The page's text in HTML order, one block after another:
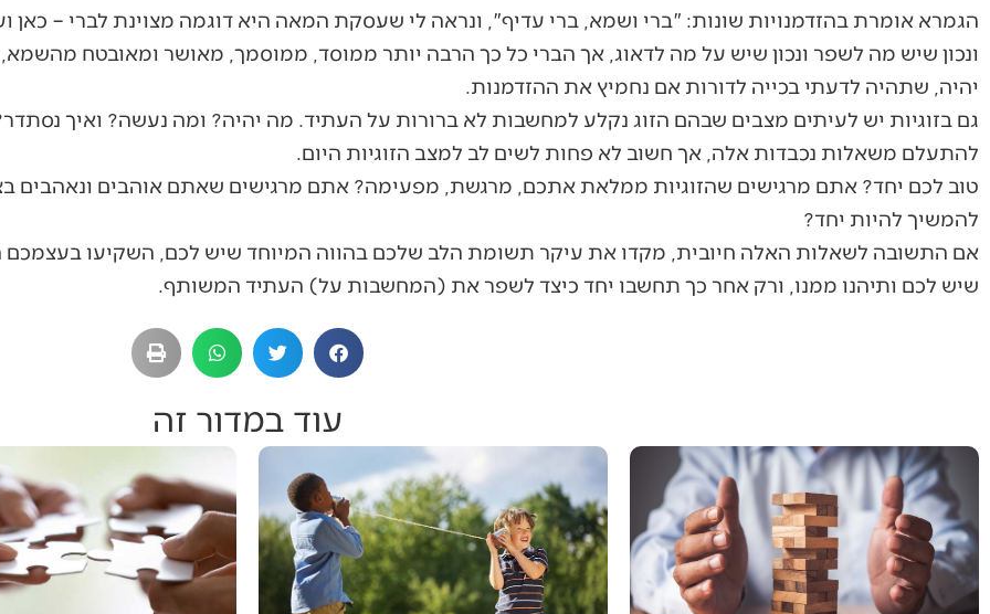
הגמרא אומרת בהזדמנויות שונות: "ברי ושמא, ברי עדיף", ונראה לי שעסקת המאה היא דוגמה מצוינת לברי – כאן
ונכון שיש מה לשפר ונכון שיש על מה לדאוג, אך הברי כל כך הרבה יותר ממוסד, ממוסמך, מאושר ומאובטח
יהיה, שתהיה לדעתי בכייה לדורות אם נחמיץ את ההזדמנות.
גם בזוגיות יש לעיתים מצבים שבהם הזוג נקלע למחשבות לא ברורות על העתיד. מה יהיה? ומה נעשה? ואיך
להתעלם משאלות נכבדות אלה, אך חשוב לא פחות לשים לב למצב הזוגיות היום.
טוב לכם יחד? אתם מרגישים שהזוגיות ממלאת אתכם, מרגשת, מפעימה? אתם מרגישים שאתם אוהבים ונאהבים
להמשיך להיות יחד?
אם התשובה לשאלות האלה חיובית, מקדו את עיקר תשומת הלב שלכם בהווה המיוחד שיש לכם, השקיעו בעצמכם
שיש לכם ותיהנו ממנו, ורק אחר כך תחשבו יחד כיצד לשפר את (המחשבות על) העתיד המשותף.
עוד במדור זה